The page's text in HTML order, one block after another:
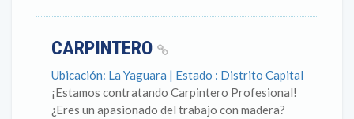
CARPINTERO
Ubicación: La Yaguara | Estado : Distrito Capital
¡Estamos contratando Carpintero Profesional!
¿Eres un apasionado del trabajo con madera?